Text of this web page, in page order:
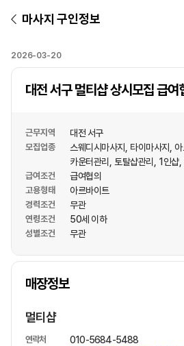
마사지 구인정보
2026-03-20
대전 서구 멀티샵 상시모집 급여
근무지역 대전 서구
모집업종 스웨디시마사지 타이마사지
카운터관리
토탈샵관리 1인샵
급여조건 급여협의
고용형태 아르바이트
경력조건 무관
연령조건 50세 이하
성별조건 무관
매장정보
상호명
멀티샵
연락처 010-5684-5488